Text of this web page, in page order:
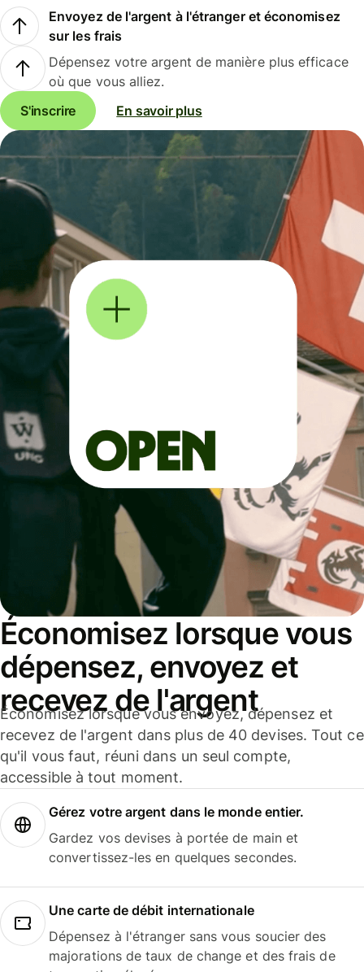
Envoyez de l'argent à l'étranger et économisez
sur les frais
Dépensez votre argent de manière plus efficace
où que vous alliez.
S'inscrire
En savoir plus
Économisez lorsque vous
dépensez, envoyez et
recevez de l'argent
Économisez lorsque vous envoyez, dépensez et
recevez de l'argent dans plus de 40 devises. Tout ce
qu'il vous faut, réuni dans un seul compte,
accessible à tout moment.
Gérez votre argent dans le monde entier.
Gardez vos devises à portée de main et
convertissez-les en quelques secondes.
Une carte de débit internationale
Dépensez à l'étranger sans vous soucier des
majorations de taux de change et des frais de